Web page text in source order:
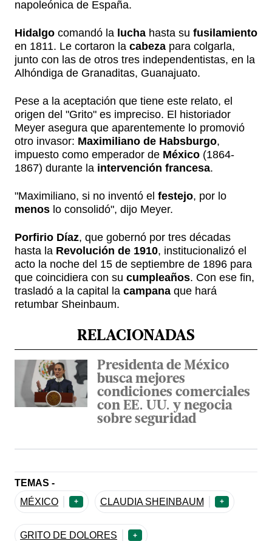
napoleónica de España.
Hidalgo comandó la lucha hasta su fusilamiento
en 1811. Le cortaron la cabeza para colgarla,
junto con las de otros tres independentistas, en la
Alhóndiga de Granaditas, Guanajuato.
Pese a la aceptación que tiene este relato, el
origen del "Grito" es impreciso. El historiador
Meyer asegura que aparentemente lo promovió
otro invasor: Maximiliano de Habsburgo,
impuesto como emperador de México (1864-
1867) durante la intervención francesa.
"Maximiliano, si no inventó el festejo, por lo
menos lo consolidó", dijo Meyer.
Porfirio Díaz, que gobernó por tres décadas
hasta la Revolución de 1910, institucionalizó el
acto la noche del 15 de septiembre de 1896 para
que coincidiera con su cumpleaños. Con ese fin,
trasladó a la capital la campana que hará
retumbar Sheinbaum.
RELACIONADAS
Presidenta de México
busca mejores
condiciones comerciales
con EE. UU. y negocia
sobre seguridad
TEMAS -
MÉXICO
+ CLAUDIA SHEINBAUM +
GRITO DE DOLORES +